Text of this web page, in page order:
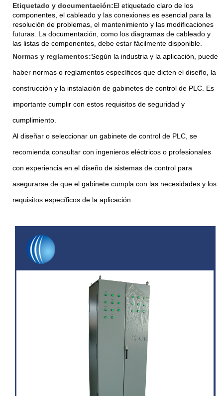
Etiquetado y documentación:El etiquetado claro de los
componentes, el cableado y las conexiones es esencial para la
resolución de problemas, el mantenimiento y las modificaciones
futuras. La documentación, como los diagramas de cableado y
las listas de componentes, debe estar fácilmente disponible.
Normas y reglamentos:Según la industria y la aplicación, puede
haber normas o reglamentos específicos que dicten el diseño, la
construcción y la instalación de gabinetes de control de PLC. Es
importante cumplir con estos requisitos de seguridad y
cumplimiento.
Al diseñar o seleccionar un gabinete de control de PLC, se
recomienda consultar con ingenieros eléctricos o profesionales
con experiencia en el diseño de sistemas de control para
asegurarse de que el gabinete cumpla con las necesidades y los
requisitos específicos de la aplicación.